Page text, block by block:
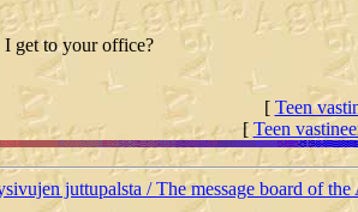
get to your office?
[ Teen
[ Teen
juttupalsta / The message board of